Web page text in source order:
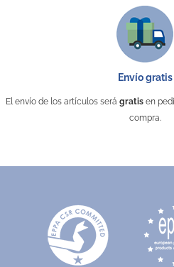
Envío gratis
El envío de los artículos será gratis en
compra.